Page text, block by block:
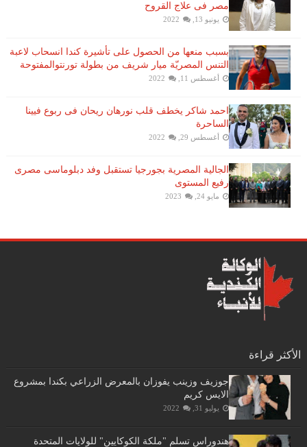
مصر فى علاج القروح
يونيو 13, 2022
بسبب منعها من الحصول على تأشيرة كندا انسحاب لاعبة ​
التنس​ المصريّة ​ميار شريف​ من بطولة ​تورنتو​المفتوحة
أغسطس 11, 2022
احمد شاكر يخطف قلب نورهان ريحان فى ربوع فيينا
الساحرة
أغسطس 29, 2022
الجالية المصرية بجورجيا تستقبل وفد دبلوماسى مصرى
رفيع المستوى
مايو 24, 2023
الأكثر قراءة
جوزيف وزينب يفوزان بالمعرض الزراعي بكندا بمشروع
الايس كريم
يوليو 31, 2022
هندوراس تسلم "ملكة الكوكايين" للولايات المتحدة